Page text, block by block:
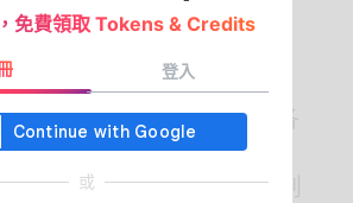
圖片創作
簡單易用的AI工具，協助各
人士，透過一站式的文字、
AI生成影片等功能，輕鬆創
免費領取 Tokens & Credits
登入
或
免費領取 Tokens & Credits
登入
或